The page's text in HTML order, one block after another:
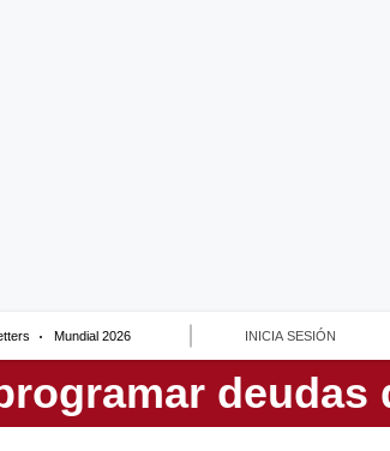
Mundial 2026 INICIA SESIÓN